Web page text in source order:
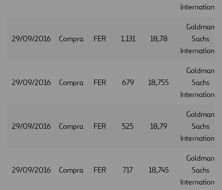
International
29/09/2016 Compra FER 1.131 18,78
Goldman
Sachs
International
29/09/2016 Compra FER 679 18,755
Goldman
Sachs
International
29/09/2016 Compra FER 525 18,79
Goldman
Sachs
International
29/09/2016 Compra FER 717 18,745
Goldman
Sachs
International